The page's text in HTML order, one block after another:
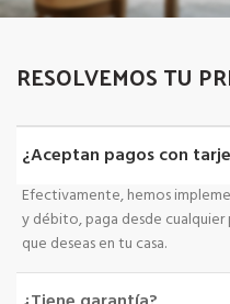
RESOLVEMOS TU
¿Aceptan pagos con
Efectivamente, hemos
y débito, paga desde
que deseas en tu casa.